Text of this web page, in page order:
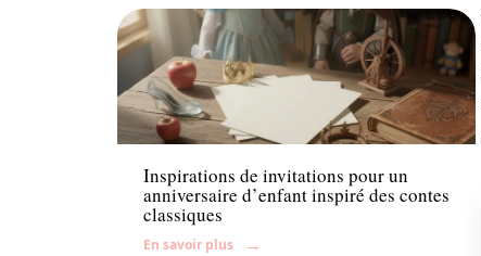
Famille
Inspirations de invitations pour un
anniversaire d’enfant inspiré des contes
classiques
En savoir plus